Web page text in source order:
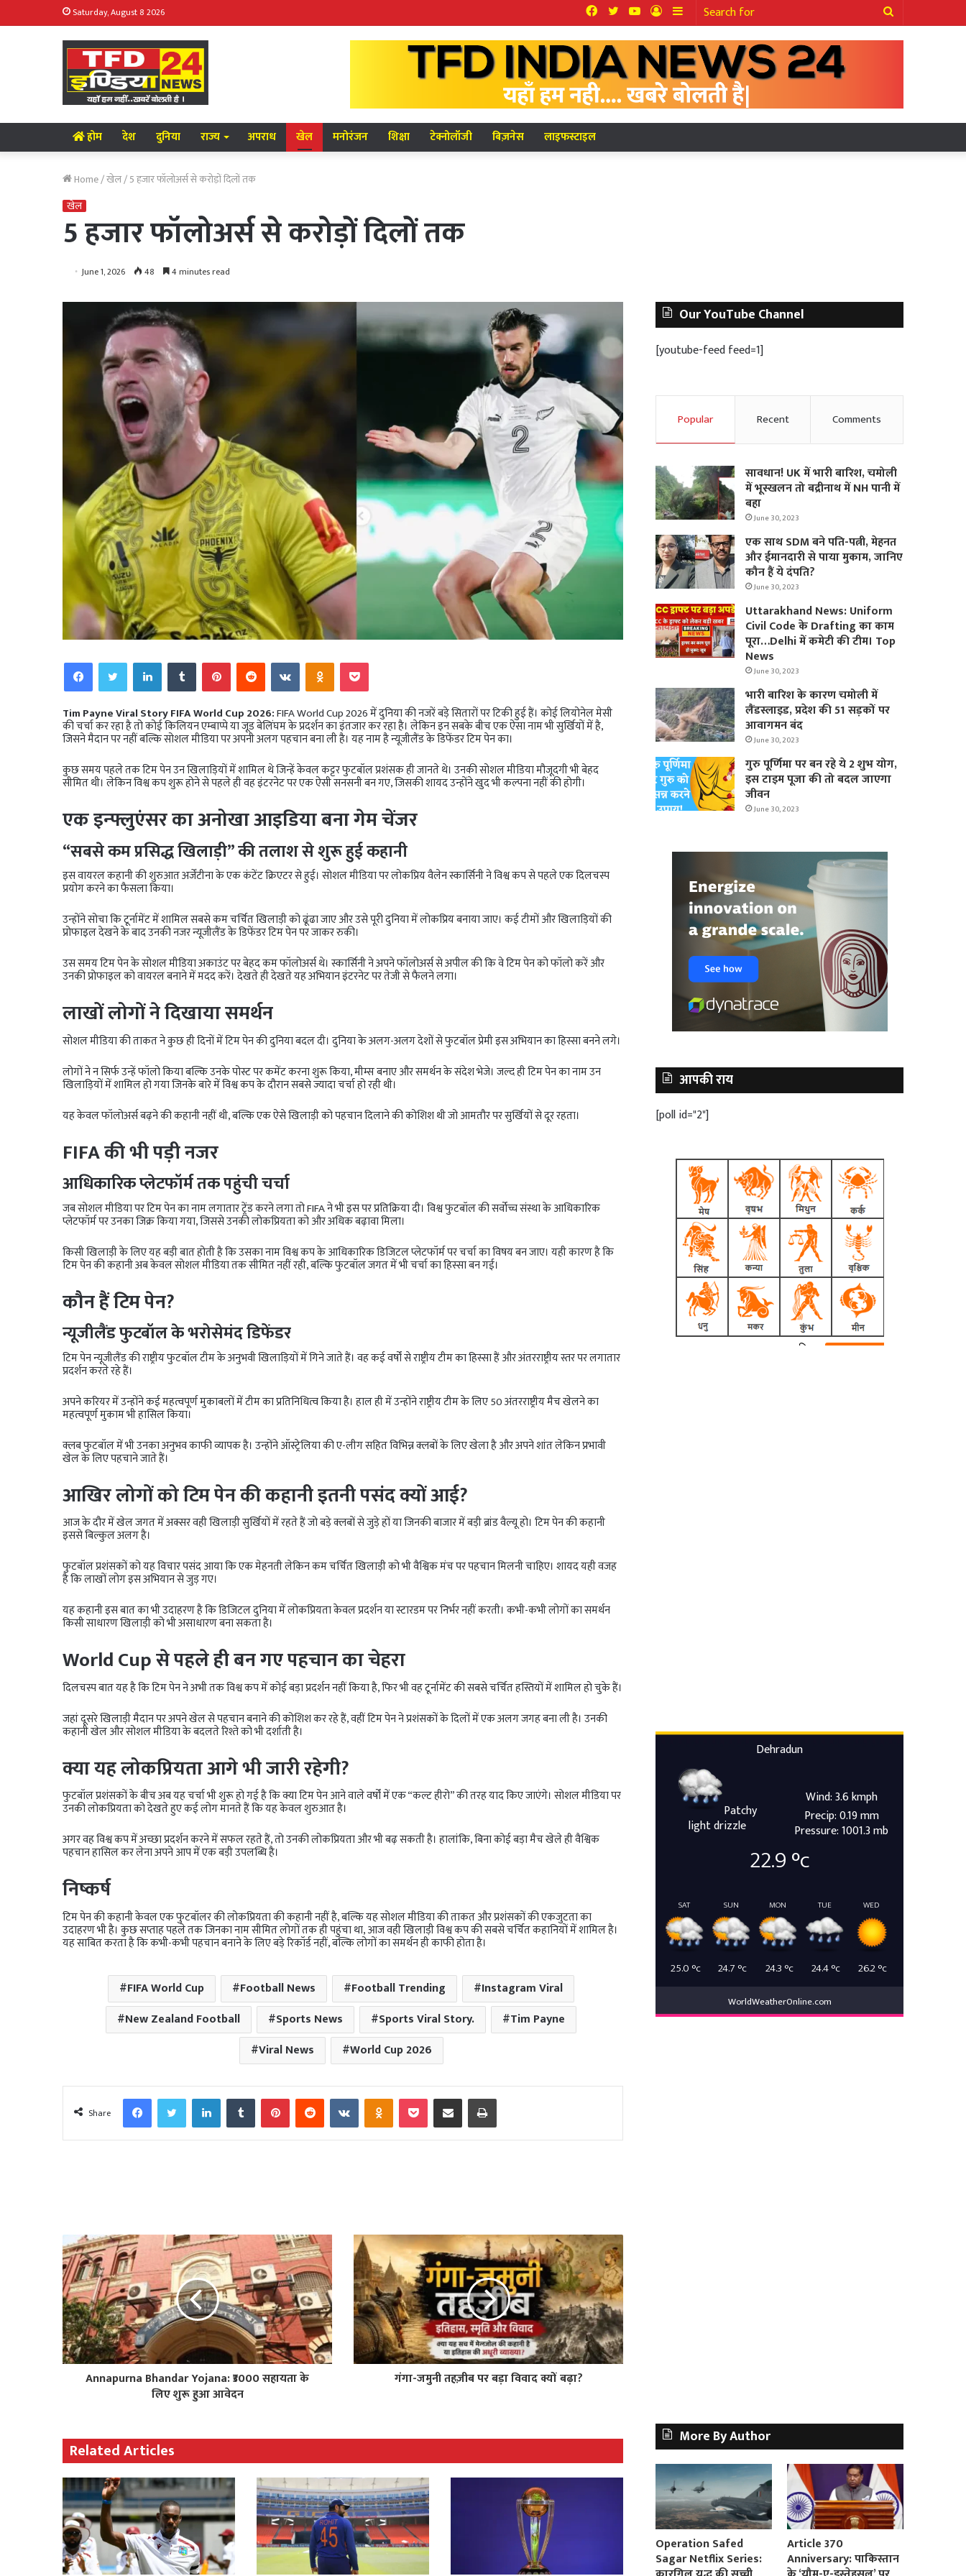
Saturday, August 8 2026
Search
for
Sidebar
Log
In
YouTube
Twitter
Facebook
होम देश दुनिया राज्य अपराध खेल मनोरंजन शिक्षा टेक्नोलॉजी बिज़नेस लाइफस्टाइल
Home/खेल/5 हजार फॉलोअर्स से करोड़ों दिलों तक
खेल
5 हजार फॉलोअर्स से करोड़ों दिलों तक
June 1, 2026 48 4 minutes read
FacebookTwitterLinkedInTumblrPinterestRedditVKontakteOdnoklassniki
Pocket
Tim Payne Viral Story FIFA World Cup 2026:FIFA World Cup 2026 में दुनिया की नजरें बड़े सितारों पर टिकी हुई हैं। कोई लियोनेल मेसी
की चर्चा कर रहा है तो कोई किलियन एम्बाप्पे या जूड बेलिंघम के प्रदर्शन का इंतजार कर रहा है। लेकिन इन सबके बीच एक ऐसा नाम भी सुर्खियों में है,
जिसने मैदान पर नहीं बल्कि सोशल मीडिया पर अपनी अलग पहचान बना ली है। यह नाम है न्यूजीलैंड के डिफेंडर टिम पेन का।
कुछ समय पहले तक टिम पेन उन खिलाड़ियों में शामिल थे जिन्हें केवल कट्टर फुटबॉल प्रशंसक ही जानते थे। उनकी सोशल मीडिया मौजूदगी भी बेहद
सीमित थी। लेकिन विश्व कप शुरू होने से पहले ही वह इंटरनेट पर एक ऐसी सनसनी बन गए, जिसकी शायद उन्होंने खुद भी कल्पना नहीं की होगी।
एक इन्फ्लुएंसर का अनोखा आइडिया बना गेम चेंजर
“सबसे कम प्रसिद्ध खिलाड़ी” की तलाश से शुरू हुई कहानी
इस वायरल कहानी की शुरुआत अर्जेंटीना के एक कंटेंट क्रिएटर से हुई। सोशल मीडिया पर लोकप्रिय वैलेन स्कार्सिनी ने विश्व कप से पहले एक दिलचस्प
प्रयोग करने का फैसला किया।
उन्होंने सोचा कि टूर्नामेंट में शामिल सबसे कम चर्चित खिलाड़ी को ढूंढा जाए और उसे पूरी दुनिया में लोकप्रिय बनाया जाए। कई टीमों और खिलाड़ियों की
प्रोफाइल देखने के बाद उनकी नजर न्यूजीलैंड के डिफेंडर टिम पेन पर जाकर रुकी।
उस समय टिम पेन के सोशल मीडिया अकाउंट पर बेहद कम फॉलोअर्स थे। स्कार्सिनी ने अपने फॉलोअर्स से अपील की कि वे टिम पेन को फॉलो करें और
उनकी प्रोफाइल को वायरल बनाने में मदद करें। देखते ही देखते यह अभियान इंटरनेट पर तेजी से फैलने लगा।
लाखों लोगों ने दिखाया समर्थन
सोशल मीडिया की ताकत ने कुछ ही दिनों में टिम पेन की दुनिया बदल दी। दुनिया के अलग-अलग देशों से फुटबॉल प्रेमी इस अभियान का हिस्सा बनने लगे।
लोगों ने न सिर्फ उन्हें फॉलो किया बल्कि उनके पोस्ट पर कमेंट करना शुरू किया, मीम्स बनाए और समर्थन के संदेश भेजे। जल्द ही टिम पेन का नाम उन
खिलाड़ियों में शामिल हो गया जिनके बारे में विश्व कप के दौरान सबसे ज्यादा चर्चा हो रही थी।
यह केवल फॉलोअर्स बढ़ने की कहानी नहीं थी, बल्कि एक ऐसे खिलाड़ी को पहचान दिलाने की कोशिश थी जो आमतौर पर सुर्खियों से दूर रहता।
FIFA की भी पड़ी नजर
आधिकारिक प्लेटफॉर्म तक पहुंची चर्चा
जब सोशल मीडिया पर टिम पेन का नाम लगातार ट्रेंड करने लगा तो FIFA ने भी इस पर प्रतिक्रिया दी। विश्व फुटबॉल की सर्वोच्च संस्था के आधिकारिक
प्लेटफॉर्म पर उनका जिक्र किया गया, जिससे उनकी लोकप्रियता को और अधिक बढ़ावा मिला।
किसी खिलाड़ी के लिए यह बड़ी बात होती है कि उसका नाम विश्व कप के आधिकारिक डिजिटल प्लेटफॉर्म पर चर्चा का विषय बन जाए। यही कारण है कि
टिम पेन की कहानी अब केवल सोशल मीडिया तक सीमित नहीं रही, बल्कि फुटबॉल जगत में भी चर्चा का हिस्सा बन गई।
कौन हैं टिम पेन?
न्यूजीलैंड फुटबॉल के भरोसेमंद डिफेंडर
टिम पेन न्यूजीलैंड की राष्ट्रीय फुटबॉल टीम के अनुभवी खिलाड़ियों में गिने जाते हैं। वह कई वर्षों से राष्ट्रीय टीम का हिस्सा हैं और अंतरराष्ट्रीय स्तर पर लगातार
प्रदर्शन करते रहे हैं।
अपने करियर में उन्होंने कई महत्वपूर्ण मुकाबलों में टीम का प्रतिनिधित्व किया है। हाल ही में उन्होंने राष्ट्रीय टीम के लिए 50 अंतरराष्ट्रीय मैच खेलने का
महत्वपूर्ण मुकाम भी हासिल किया।
क्लब फुटबॉल में भी उनका अनुभव काफी व्यापक है। उन्होंने ऑस्ट्रेलिया की ए-लीग सहित विभिन्न क्लबों के लिए खेला है और अपने शांत लेकिन प्रभावी
खेल के लिए पहचाने जाते हैं।
आखिर लोगों को टिम पेन की कहानी इतनी पसंद क्यों आई?
आज के दौर में खेल जगत में अक्सर वही खिलाड़ी सुर्खियों में रहते हैं जो बड़े क्लबों से जुड़े हों या जिनकी बाजार में बड़ी ब्रांड वैल्यू हो। टिम पेन की कहानी
इससे बिल्कुल अलग है।
फुटबॉल प्रशंसकों को यह विचार पसंद आया कि एक मेहनती लेकिन कम चर्चित खिलाड़ी को भी वैश्विक मंच पर पहचान मिलनी चाहिए। शायद यही वजह
है कि लाखों लोग इस अभियान से जुड़ गए।
यह कहानी इस बात का भी उदाहरण है कि डिजिटल दुनिया में लोकप्रियता केवल प्रदर्शन या स्टारडम पर निर्भर नहीं करती। कभी-कभी लोगों का समर्थन
किसी साधारण खिलाड़ी को भी असाधारण बना सकता है।
World Cup से पहले ही बन गए पहचान का चेहरा
दिलचस्प बात यह है कि टिम पेन ने अभी तक विश्व कप में कोई बड़ा प्रदर्शन नहीं किया है, फिर भी वह टूर्नामेंट की सबसे चर्चित हस्तियों में शामिल हो चुके हैं।
जहां दूसरे खिलाड़ी मैदान पर अपने खेल से पहचान बनाने की कोशिश कर रहे हैं, वहीं टिम पेन ने प्रशंसकों के दिलों में एक अलग जगह बना ली है। उनकी
कहानी खेल और सोशल मीडिया के बदलते रिश्ते को भी दर्शाती है।
क्या यह लोकप्रियता आगे भी जारी रहेगी?
फुटबॉल प्रशंसकों के बीच अब यह चर्चा भी शुरू हो गई है कि क्या टिम पेन आने वाले वर्षों में एक “कल्ट हीरो” की तरह याद किए जाएंगे। सोशल मीडिया पर
उनकी लोकप्रियता को देखते हुए कई लोग मानते हैं कि यह केवल शुरुआत है।
अगर वह विश्व कप में अच्छा प्रदर्शन करने में सफल रहते हैं, तो उनकी लोकप्रियता और भी बढ़ सकती है। हालांकि, बिना कोई बड़ा मैच खेले ही वैश्विक
पहचान हासिल कर लेना अपने आप में एक बड़ी उपलब्धि है।
निष्कर्ष
टिम पेन की कहानी केवल एक फुटबॉलर की लोकप्रियता की कहानी नहीं है, बल्कि यह सोशल मीडिया की ताकत और प्रशंसकों की एकजुटता का
उदाहरण भी है। कुछ सप्ताह पहले तक जिनका नाम सीमित लोगों तक ही पहुंचा था, आज वही खिलाड़ी विश्व कप की सबसे चर्चित कहानियों में शामिल है।
यह साबित करता है कि कभी-कभी पहचान बनाने के लिए बड़े रिकॉर्ड नहीं, बल्कि लोगों का समर्थन ही काफी होता है।
FIFA World Cup Football News Football Trending
Instagram Viral
New Zealand Football
Sports News Sports Viral Story.
Tim Payne
Viral News
World Cup 2026
Share
FacebookTwitterLinkedInTumblrPinterestRedditVKontakteOdnoklassniki
PocketShare via Email Print
Annapurna Bhandar Yojana: ₹3000 सहायता के
लिए शुरू हुआ आवेदन
गंगा-जमुनी तहज़ीब पर बड़ा विवाद क्यों बढ़ा?
Related Articles
Our YouTube Channel
[youtube-feed feed=1]
Popular Recent Comments
सावधान! UK में भारी बारिश, चमोली
में भूस्‍खलन तो बद्रीनाथ में NH पानी में
बहा
June 30, 2023
एक साथ SDM बने पति-पत्नी, मेहनत
और ईमानदारी से पाया मुकाम, जानिए
कौन हैं ये दंपति?
June 30, 2023
Uttarakhand News: Uniform
Civil Code के Drafting का काम
पूरा…Delhi में कमेटी की टीम। Top
News
June 30, 2023
भारी बारिश के कारण चमोली में
लैंडस्लाइड, प्रदेश की 51 सड़कों पर
आवागमन बंद
June 30, 2023
गुरु पूर्णिमा पर बन रहे ये 2 शुभ योग,
इस टाइम पूजा की तो बदल जाएगा
जीवन
June 30, 2023
आपकी राय
[poll id="2"]
Dehradun
Patchy
light drizzle
Wind: 3.6 kmph
Precip: 0.19 mm
Pressure: 1001.3 mb
22.9°c
SAT
25.0 °c
SUN
24.7 °c
MON
24.3 °c
TUE
24.4°c
WED
26.2°c
WorldWeatherOnline.com
More By Author
Operation Safed
Sagar Netflix Series:
Article 370
Anniversary: पाकिस्तान